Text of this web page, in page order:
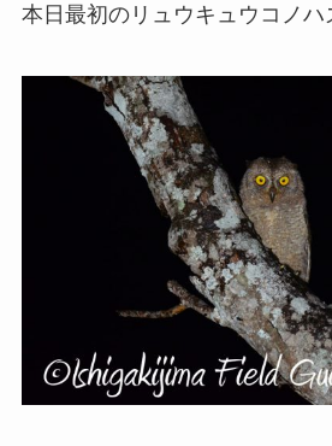
本日最初のリュウキュウコノハ